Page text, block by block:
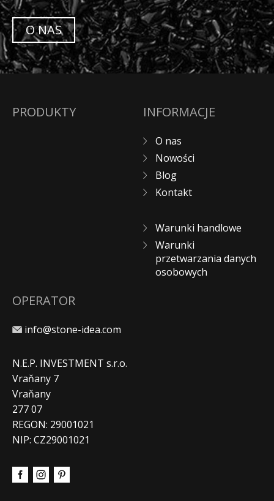
O NAS
PRODUKTY INFORMACJE
O nas
Nowości
Blog
Kontakt
Warunki handlowe
Warunki
przetwarzania danych
osobowych
OPERATOR
info@stone-idea.com
N.E.P. INVESTMENT s.r.o.
Vraňany 7
Vraňany
277 07
REGON: 29001021
NIP: CZ29001021